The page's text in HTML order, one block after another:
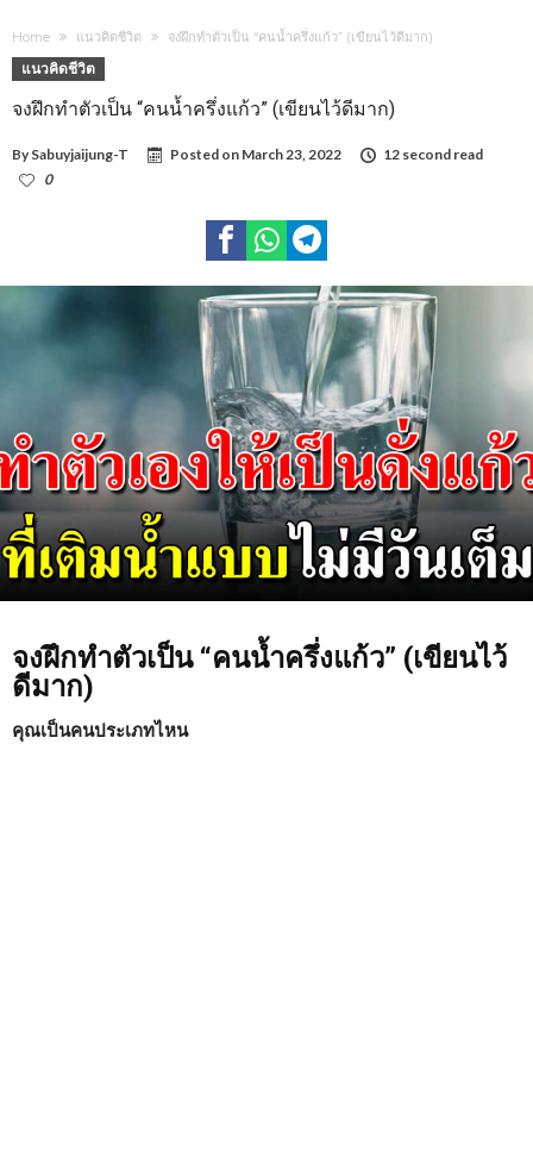
Home แนวคิดชีวิต จงฝึกทำตัวเป็น “คนน้ำครึ่งแก้ว” (เขียนไว้ดีมาก)
แนวคิดชีวิต
จงฝึกทำตัวเป็น “คนน้ำครึ่งแก้ว” (เขียนไว้ดีมาก)
By Sabuyjaijung-T Posted on March 23, 2022
12 second read
0
จงฝึกทำตัวเป็น “คนน้ำครึ่งแก้ว” (เขียนไว้
ดีมาก)
คุณเป็นคนประเภทไหน